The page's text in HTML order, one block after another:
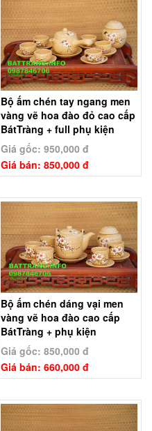
Bộ ấm chén tay ngang men
vàng vẽ hoa đào đỏ cao cấp
BátTràng + full phụ kiện
Giá gốc: 950,000 đ
Giá bán: 850,000 đ
Bộ ấm chén dáng vại men
vàng vẽ hoa đào cao cấp
BátTràng + phụ kiện
Giá gốc: 850,000 đ
Giá bán: 660,000 đ